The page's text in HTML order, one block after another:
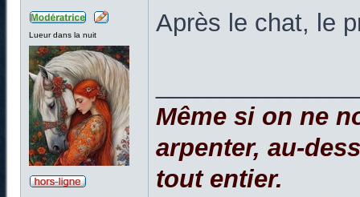
Lueur dans la nuit Après le chat, le
Même si on ne
arpenter, au-
tout entier.